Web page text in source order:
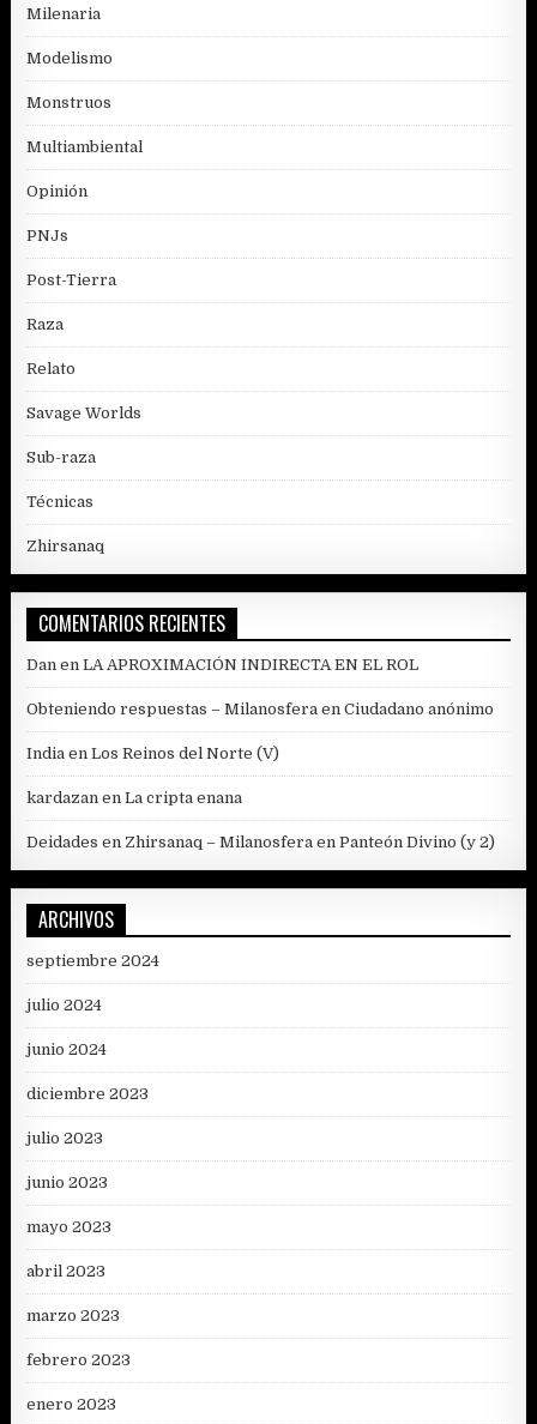
Milenaria
Modelismo
Monstruos
Multiambiental
Opinión
PNJs
Post-Tierra
Raza
Relato
Savage Worlds
Sub-raza
Técnicas
Zhirsanaq
COMENTARIOS RECIENTES
Dan enLA APROXIMACIÓN INDIRECTA EN EL ROL
Obteniendo respuestas – Milanosfera enCiudadano anónimo
India enLos Reinos del Norte (V)
kardazan enLa cripta enana
Deidades en Zhirsanaq – Milanosfera enPanteón Divino (y 2)
ARCHIVOS
septiembre 2024
julio 2024
junio 2024
diciembre 2023
julio 2023
junio 2023
mayo 2023
abril 2023
marzo 2023
febrero 2023
enero 2023